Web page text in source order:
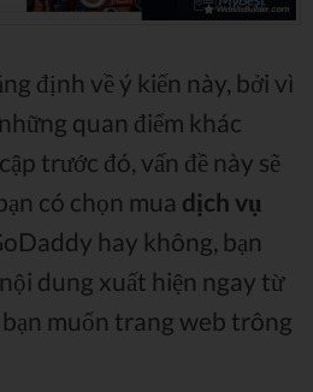
định về ý kiến này, bởi vì
quan điểm khác
trước đó, vấn đề này sẽ
có chọn mua dịch vụ
hay không, bạn
dung xuất hiện ngay từ
muốn trang web trông